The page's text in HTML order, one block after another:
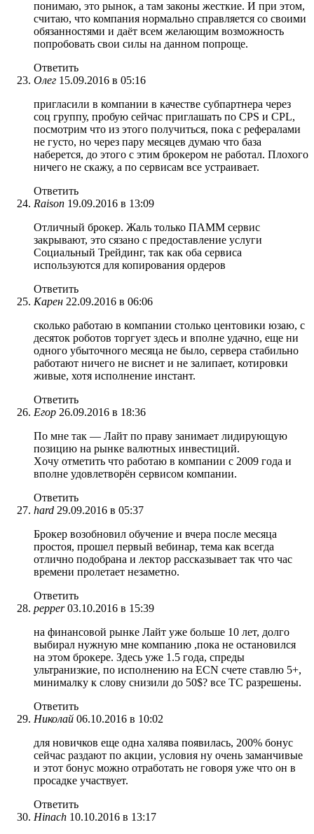
понимаю, это рынок, а там законы жесткие. И при этом,
считаю, что компания нормально справляется со своими
обязанностями и даёт всем желающим возможность
попробовать свои силы на данном попроще.
Ответить
Олег 15.09.2016 в 05:16
пригласили в компании в качестве субпартнера через
соц группу, пробую сейчас приглашать по CPS и CPL,
посмотрим что из этого получиться, пока с рефералами
не густо, но через пару месяцев думаю что база
наберется, до этого с этим брокером не работал. Плохого
ничего не скажу, а по сервисам все устраивает.
Ответить
Raison 19.09.2016 в 13:09
Отличный брокер. Жаль только ПАММ сервис
закрывают, это сязано с предоставление услуги
Социальный Трейдинг, так как оба сервиса
используются для копирования ордеров
Ответить
Карен 22.09.2016 в 06:06
сколько работаю в компании столько центовики юзаю, с
десяток роботов торгует здесь и вполне удачно, еще ни
одного убыточного месяца не было, сервера стабильно
работают ничего не виснет и не залипает, котировки
живые, хотя исполнение инстант.
Ответить
Егор 26.09.2016 в 18:36
По мне так — Лайт по праву занимает лидирующую
позицию на рынке валютных инвестиций.
Xочу отметить что работаю в компании с 2009 года и
вполне удовлетворён сервисом компании.
Ответить
hard 29.09.2016 в 05:37
Брокер возобновил обучение и вчера после месяца
простоя, прошел первый вебинар, тема как всегда
отлично подобрана и лектор рассказывает так что час
времени пролетает незаметно.
Ответить
pepper 03.10.2016 в 15:39
на финансовой рынке Лайт уже больше 10 лет, долго
выбирал нужную мне компанию ,пока не остановился
на этом брокере. Здесь уже 1.5 года, спреды
ультранизкие, по исполнению на ECN счете ставлю 5+,
минималку к слову снизили до 50$? все ТС разрешены.
Ответить
Николай 06.10.2016 в 10:02
для новичков еще одна халява появилась, 200% бонус
сейчас раздают по акции, условия ну очень заманчивые
и этот бонус можно отработать не говоря уже что он в
просадке участвует.
Ответить
Hinach 10.10.2016 в 13:17